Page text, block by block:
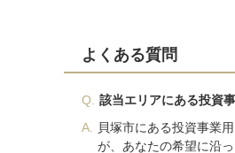
よくある質問
Q.
該当エリアにある投資
A.
貝塚市にある投資事業
が、あなたの希望に沿